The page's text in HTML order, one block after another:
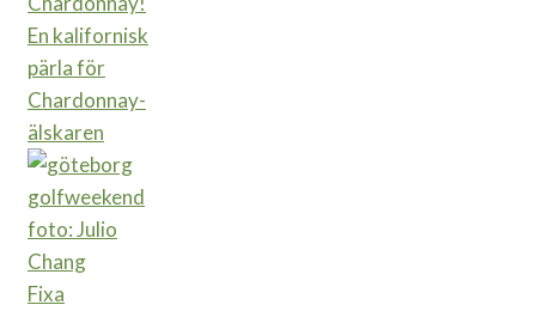
En kalifornisk
pärla för
Chardonnay-
älskaren
Fixa